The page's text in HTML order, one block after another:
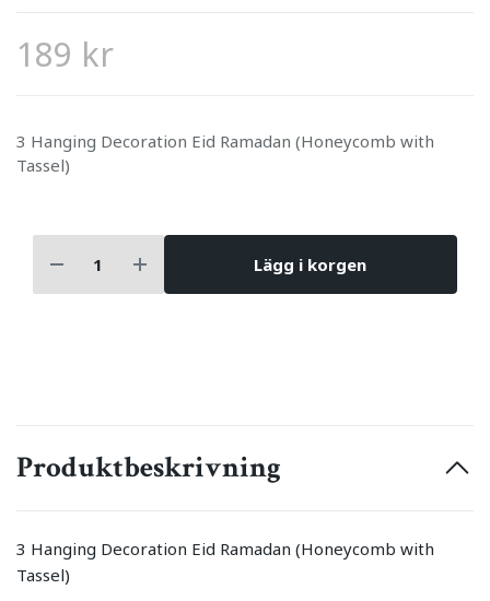
189 kr
3 Hanging Decoration Eid Ramadan (Honeycomb with
Tassel)
Lägg i korgen
Produktbeskrivning
3 Hanging Decoration Eid Ramadan (Honeycomb with
Tassel)